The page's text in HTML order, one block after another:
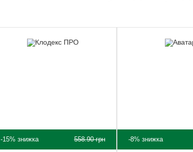
-15% знижка 558.90грн -8% знижка